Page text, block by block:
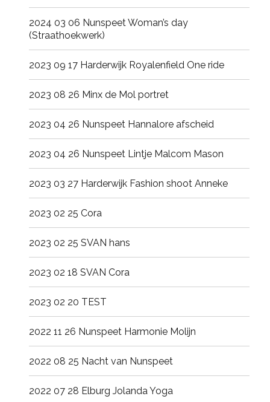
2024 03 06 Nunspeet Woman’s day
(Straathoekwerk)
2023 09 17 Harderwijk Royalenfield One ride
2023 08 26 Minx de Mol portret
2023 04 26 Nunspeet Hannalore afscheid
2023 04 26 Nunspeet Lintje Malcom Mason
2023 03 27 Harderwijk Fashion shoot Anneke
2023 02 25 Cora
2023 02 25 SVAN hans
2023 02 18 SVAN Cora
2023 02 20 TEST
2022 11 26 Nunspeet Harmonie Molijn
2022 08 25 Nacht van Nunspeet
2022 07 28 Elburg Jolanda Yoga